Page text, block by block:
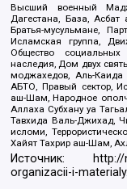
Высший военный
Дагестана, База,
Братья-мусульмане,
Исламская группа,
Общество
наследия, Дом двух
моджахедов, Аль-Каида
АБТО, Правый сектор,
аш-Шам, Народное
Аллаха Субхану уа
Тавхида Валь-Джихад,
исломи,
Хайят Тахрир аш-Шам,
Источник:
organizacii-i-